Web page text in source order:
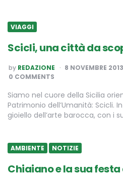
VIAGGI
Scicli, una città da
POSTED
BY
by REDAZIONE 8 NOVEMBRE 2013
0 COMMENTS
Siamo nel cuore della Sicilia
Patrimonio dell’Umanità: Scicli.
gioiello dell’arte barocca, con i
AMBIENTE NOTIZIE
Chiaiano e la sua